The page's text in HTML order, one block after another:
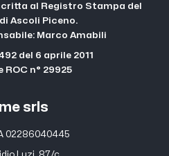
al Registro Stampa del
Ascoli Piceno.
Marco Amabili
del 6 aprile 2011
ROC n° 29925
srls
02286040445